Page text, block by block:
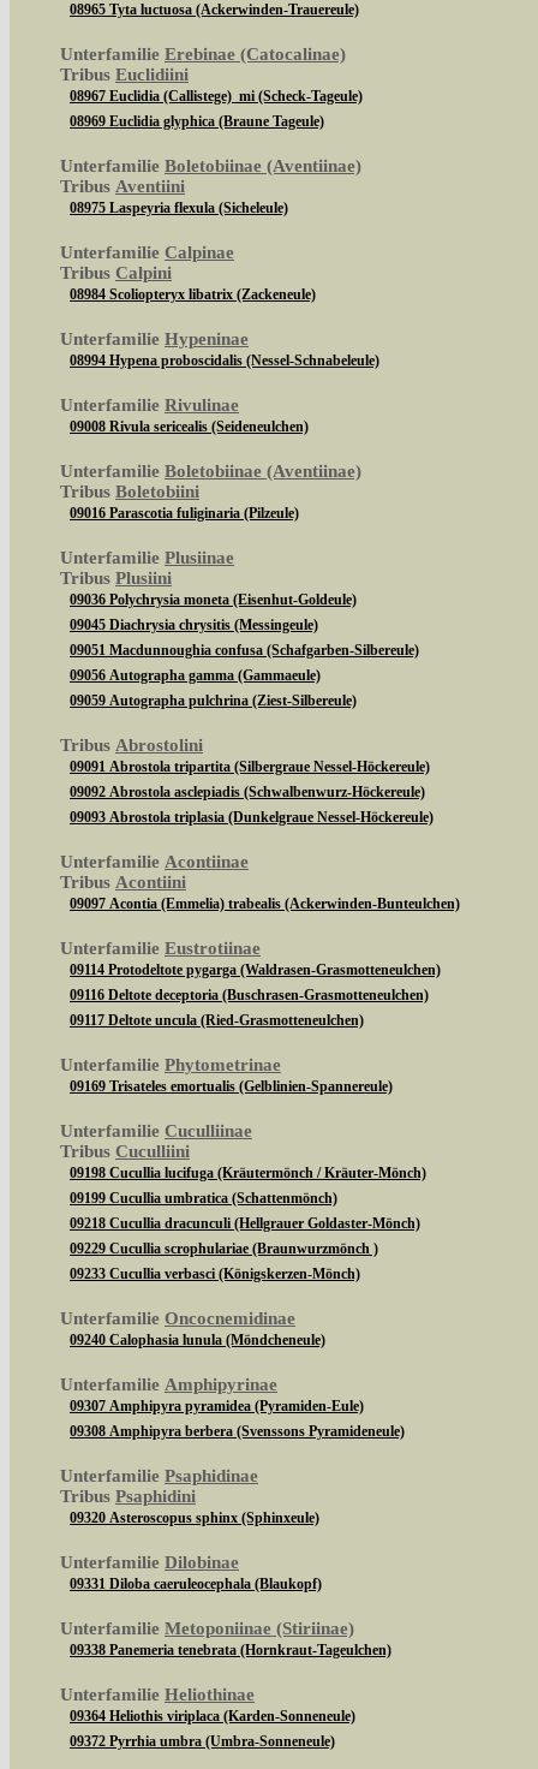
08965 Tyta luctuosa (Ackerwinden-Trauereule)
Unterfamilie Erebinae (Catocalinae)
Tribus Euclidiini
08967 Euclidia (Callistege) mi (Scheck-Tageule)
08969 Euclidia glyphica (Braune Tageule)
Unterfamilie Boletobiinae (Aventiinae)
Tribus Aventiini
08975 Laspeyria flexula (Sicheleule)
Unterfamilie Calpinae
Tribus Calpini
08984 Scoliopteryx libatrix (Zackeneule)
Unterfamilie Hypeninae
08994 Hypena proboscidalis (Nessel-Schnabeleule)
Unterfamilie Rivulinae
09008 Rivula sericealis (Seideneulchen)
Unterfamilie Boletobiinae (Aventiinae)
Tribus Boletobiini
09016 Parascotia fuliginaria (Pilzeule)
Unterfamilie Plusiinae
Tribus Plusiini
09036 Polychrysia moneta (Eisenhut-Goldeule)
09045 Diachrysia chrysitis (Messingeule)
09051 Macdunnoughia confusa (Schafgarben-Silbereule)
09056 Autographa gamma (Gammaeule)
09059 Autographa pulchrina (Ziest-Silbereule)
Tribus Abrostolini
09091 Abrostola tripartita (Silbergraue Nessel-Höckereule)
09092 Abrostola asclepiadis (Schwalbenwurz-Höckereule)
09093 Abrostola triplasia (Dunkelgraue Nessel-Höckereule)
Unterfamilie Acontiinae
Tribus Acontiini
09097 Acontia (Emmelia) trabealis (Ackerwinden-Bunteulchen)
Unterfamilie Eustrotiinae
09114 Protodeltote pygarga (Waldrasen-Grasmotteneulchen)
09116 Deltote deceptoria (Buschrasen-Grasmotteneulchen)
09117 Deltote uncula (Ried-Grasmotteneulchen)
Unterfamilie Phytometrinae
09169 Trisateles emortualis (Gelblinien-Spannereule)
Unterfamilie Cuculliinae
Tribus Cuculliini
09198 Cucullia lucifuga (Kräutermönch / Kräuter-Mönch)
09199 Cucullia umbratica (Schattenmönch)
09218 Cucullia dracunculi (Hellgrauer Goldaster-Mönch)
09229 Cucullia scrophulariae (Braunwurzmönch )
09233 Cucullia verbasci (Königskerzen-Mönch)
Unterfamilie Oncocnemidinae
09240 Calophasia lunula (Möndcheneule)
Unterfamilie Amphipyrinae
09307 Amphipyra pyramidea (Pyramiden-Eule)
09308 Amphipyra berbera (Svenssons Pyramideneule)
Unterfamilie Psaphidinae
Tribus Psaphidini
09320 Asteroscopus sphinx (Sphinxeule)
Unterfamilie Dilobinae
09331 Diloba caeruleocephala (Blaukopf)
Unterfamilie Metoponiinae (Stiriinae)
09338 Panemeria tenebrata (Hornkraut-Tageulchen)
Unterfamilie Heliothinae
09364 Heliothis viriplaca (Karden-Sonneneule)
09372 Pyrrhia umbra (Umbra-Sonneneule)